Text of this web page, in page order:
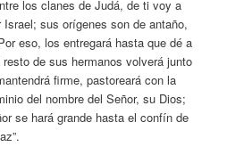
los clanes de Judá, de ti voy a
sus orígenes son de antaño,
eso, los entregará hasta que dé a
de sus hermanos volverá junto
firme, pastoreará con la
del nombre del Señor, su Dios;
se hará grande hasta el confín de